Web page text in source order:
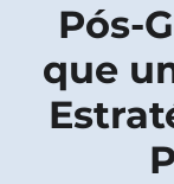
Pós-
que